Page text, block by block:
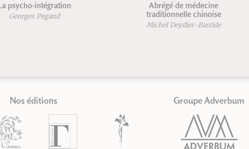
Abrégé de médecine
traditionnelle chinoise
Rééducation en
Blandine Calais-
Nos éditions Groupe Adverbum